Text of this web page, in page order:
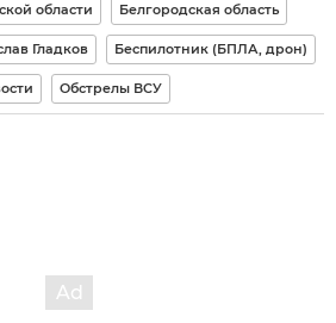
области Белгородская область
Гладков Беспилотник (БПЛА, дрон)
Обстрелы ВСУ